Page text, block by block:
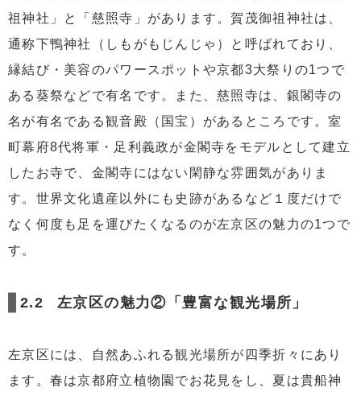
祖神社」と「慈照寺」があります。賀茂御祖神社は、
通称下鴨神社（しもがもじんじゃ）と呼ばれており、
縁結び・美容のパワースポットや京都3大祭りの1つで
ある葵祭などで有名です。また、慈照寺は、銀閣寺の
名が有名である観音殿（国宝）があるところです。室
町幕府8代将軍・足利義政が金閣寺をモデルとして建立
したお寺で、金閣寺にはない閑静な雰囲気がありま
す。世界文化遺産以外にも史跡があるなど１度だけで
なく何度も足を運びたくなるのが左京区の魅力の1つで
す。
左京区の魅力②「豊富な観光場所」
左京区には、自然あふれる観光場所が四季折々にあり
ます。春は京都府立植物園でお花見をし、夏は貴船神